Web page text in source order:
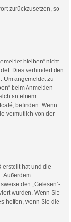
zurückzusetzen, so
bleiben“ nicht
Dies verhindert den
Um angemeldet zu
beim Anmelden
an einem
befinden. Wenn
vermutlich von der
erstellt hat und die
Außerdem
den „Gelesen“-
wurden. Wenn Sie
helfen, wenn Sie die